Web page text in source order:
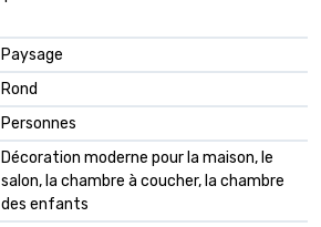
Paysage
Rond
Personnes
Décoration moderne pour la maison, le
salon, la chambre à coucher, la chambre
des enfants